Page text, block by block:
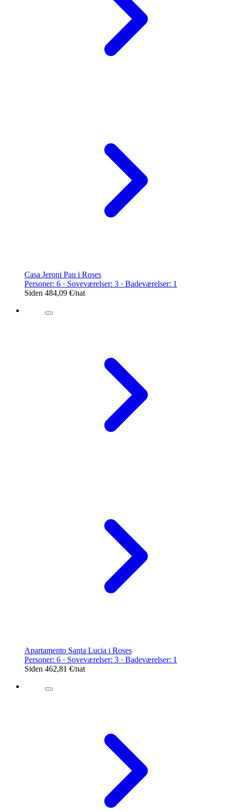
Casa Jeroni Pau i Roses
Personer: 6 · Soveværelser: 3 · Badeværelser: 1
Siden 484,09 €/nat
Apartamento Santa Lucia i Roses
Personer: 6 · Soveværelser: 3 · Badeværelser: 1
Siden 462,81 €/nat